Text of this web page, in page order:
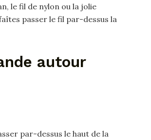
le fil de nylon ou la jolie
passer le fil par-dessus la
autour
par-dessus le haut de la